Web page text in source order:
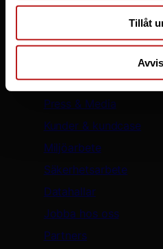
Tillåt
Säker WordPress med
Om oss
Press & Media
Kunder & kundcase
Miljöarbete
Säkerhetsarbete
Datahallar
Jobba hos oss
Partners